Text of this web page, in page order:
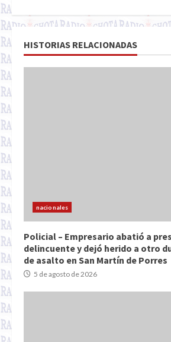
HISTORIAS RELACIONADAS
nacionales
Policial – Empresario abatió a
delincuente y dejó herido a otro
de asalto en San Martín de Porres
5 de agosto de 2026